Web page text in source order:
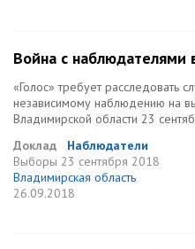
Война с наблюдателями
«Голос» требует расследовать
независимому наблюдению на
Владимирской области 23
Доклад
Наблюдатели
Выборы 23 сентября 2018
Владимирская область
26.09.2018